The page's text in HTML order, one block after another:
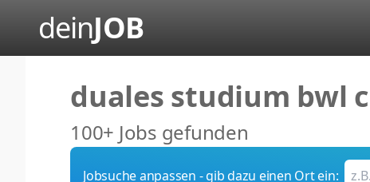
deinJOB
duales studium bwl
100+ Jobs gefunden
Jobsuche anpassen - gib dazu einen Ort ein: